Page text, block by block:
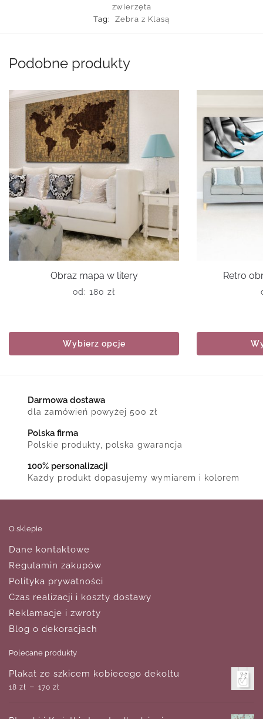
zwierzęta
Tag:
Zebra z Klasą
Podobne produkty
Obraz mapa w litery
od: 180 zł
Wybierz opcje
Retro
Darmowa dostawa
dla zamówień powyżej 500 zł
Polska firma
Polskie produkty, polska gwarancja
100% personalizacji
Każdy produkt dopasujemy wymiarem i kolorem
O sklepie
Dane kontaktowe
Regulamin zakupów
Polityka prywatności
Czas realizacji i koszty dostawy
Reklamacje i zwroty
Blog o dekoracjach
Polecane produkty
Plakat ze szkicem kobiecego dekoltu
18 zł – 170 zł